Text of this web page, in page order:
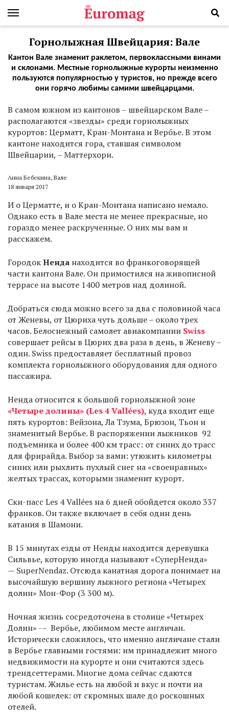
Горнолыжная Швейцария: Вале
Кантон Вале знаменит раклетом, первоклассными винами
и склонами. Местные горнолыжные курорты неизменно
пользуются популярностью у туристов, но прежде всего
они горячо любимы самими швейцарцами.
В самом южном из кантонов – швейцарском Вале –
располагаются «звезды» среди горнолыжных
курортов: Церматт, Кран-Монтана и Вербье. В этом
кантоне находится гора, ставшая символом
Швейцарии, ­– Маттерхорн.
Анна Бебекина, Вале
18 января 2017
И о Церматте, и о Кран-Монтана написано немало.
Однако есть в Вале места не менее прекрасные, но
гораздо менее раскрученные. О них мы вам и
расскажем.
ГородокНенда находится во франкоговорящей
части кантона Вале. Он примостился на живописной
террасе на высоте 1400 метров над долиной.
Добраться сюда можно всего за два с половиной часа
от Женевы, от Цюриха чуть дольше – около трех
часов. Белоснежный самолет авиакомпании Swiss
совершает рейсы в Цюрих два раза в день, в Женеву –
один. Swiss предоставляет бесплатный провоз
комплекта горнолыжного оборудования для одного
пассажира.
Ненда относится к большой горнолыжной зоне
«Четыре долины» (Les 4 Vallées), куда входит еще
пять курортов: Вейзона, Ла Тзума, Брюзон, Тьон и
знаменитый Вербье. В распоряжении лыжников 92
подъемника и более 400 км трасс: от синих до трасс
для фрирайда. Выбор за вами: утюжить километры
синих или рыхлить пухлый снег на «своенравных»
желтых трассах, которыми знаменит курорт.
Ски-пасс Les 4 Vallées на 6 дней обойдется около 337
франков. Он также включает в себя один день
катания в Шамони.
В 15 минутах езды от Ненды находится деревушка
Сильвье, которую иногда называют «СуперНенда»
— SuperNendaz. Отсюда канатная дорога понимает на
высочайшую вершину лыжного региона «Четырех
долин» Мон-Фор (3 300 м).
Ночная жизнь сосредоточена в столице «Четырех
Долин» -– Вербье, любимом месте англичан.
Исторически сложилось, что именно англичане стали
в Вербье главными гостями: им принадлежит много
недвижимости на курорте и они считаются здесь
трендсеттерами. Многие дома сейчас сдаются
туристам. Жилье есть на любой и вкус и почти на
любой кошелек: от скромных шале до роскошных
отелей.